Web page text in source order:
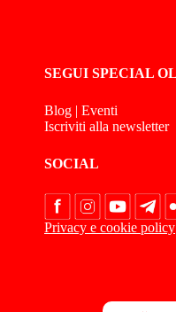
SEGUI SPECIAL
Blog | Eventi
Iscriviti alla newsletter
SOCIAL
Privacy e cookie policy